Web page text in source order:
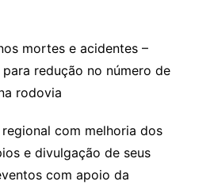
mortes e acidentes –
redução no número de
rodovia
com melhoria dos
e divulgação de seus
com apoio da